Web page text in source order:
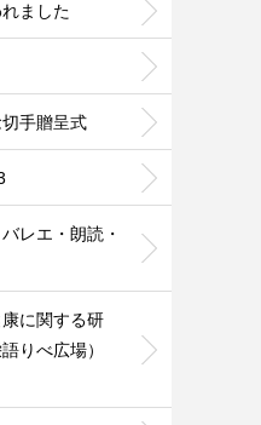
ました
手贈呈式
レエ・朗読・
に関する研
りべ広場）